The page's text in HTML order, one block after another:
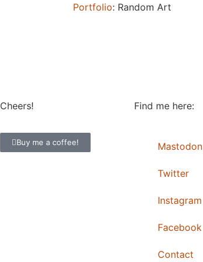
Portfolio: Random Art
Cheers!
Buy me a coffee!
Find me here:
Mastodon
Twitter
Instagram
Facebook
Contact